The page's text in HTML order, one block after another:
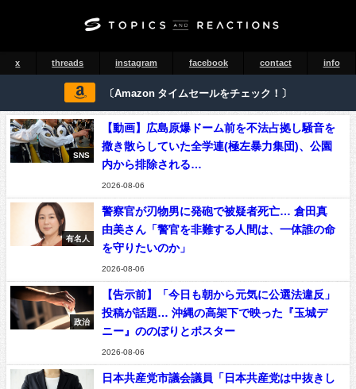
x threads instagram facebook contact info
〔Amazon タイムセールをチェック！〕
SNS
【動画】広島原爆ドーム前を不法占拠し騒音を
撒き散らしていた全学連(極左暴力集団)、公園
内から排除される…
2026-08-06
有名人
警察官が刃物男に発砲で被疑者死亡… 倉田真
由美さん「警官を非難する人間は、一体誰の命
を守りたいのか」
2026-08-06
政治
【告示前】「今日も朝から元気に公選法違反」
投稿が話題… 沖縄の高架下で映った『玉城デ
ニー』ののぼりとポスター
2026-08-06
日本共産党市議会議員「日本共産党は中抜きし